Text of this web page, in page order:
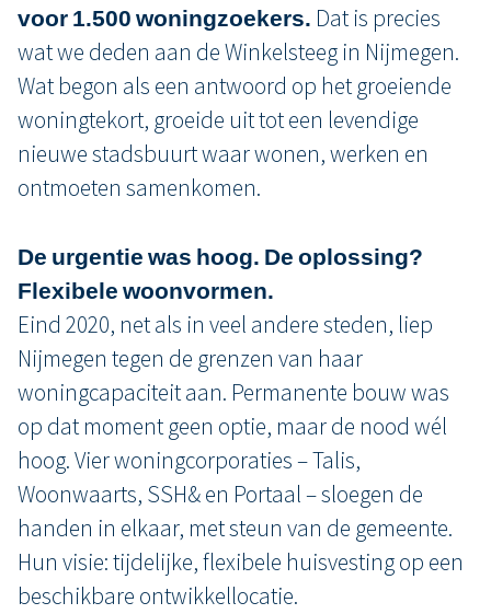
voor 1.500 woningzoekers. Dat is precies
wat we deden aan de Winkelsteeg in Nijmegen.
Wat begon als een antwoord op het groeiende
woningtekort, groeide uit tot een levendige
nieuwe stadsbuurt waar wonen, werken en
ontmoeten samenkomen.
De urgentie was hoog. De oplossing?
Flexibele woonvormen.
Eind 2020, net als in veel andere steden, liep
Nijmegen tegen de grenzen van haar
woningcapaciteit aan. Permanente bouw was
op dat moment geen optie, maar de nood wél
hoog. Vier woningcorporaties – Talis,
Woonwaarts, SSH& en Portaal – sloegen de
handen in elkaar, met steun van de gemeente.
Hun visie: tijdelijke, flexibele huisvesting op een
beschikbare ontwikkellocatie.